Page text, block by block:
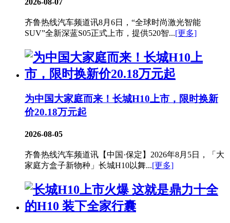
齐鲁热线汽车频道讯8月6日，“全球时尚激光智能
SUV”全新深蓝S05正式上市，提供520智...[更多]
为中国大家庭而来！长城H10上市，限时换新
价20.18万元起
2026-08-05
齐鲁热线汽车频道讯【中国·保定】2026年8月5日，「大
家庭方盒子新物种」长城H10以舞...[更多]